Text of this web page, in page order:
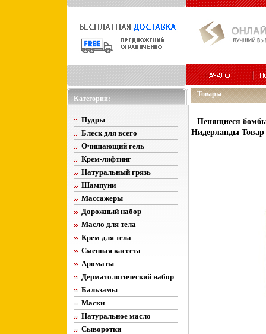
Категории:
Пудры
Блеск для всего
Очищающий гель
Крем-лифтинг
Натуральный грязь
Шампуни
Массажеры
Дорожный набор
Масло для тела
Крем для тела
Сменная кассета
Ароматы
Дерматологический набор
Бальзамы
Маски
Натуральное масло
Сыворотки
Товары
Пенящиеся
Нидерланды Товар